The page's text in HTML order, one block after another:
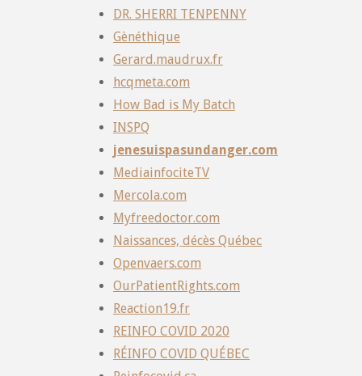
DR. SHERRI TENPENNY
Gènéthique
Gerard.maudrux.fr
hcqmeta.com
How Bad is My Batch
INSPQ
jenesuispasundanger.com
MediainfociteTV
Mercola.com
Myfreedoctor.com
Naissances, décès Québec
Openvaers.com
OurPatientRights.com
Reaction19.fr
REINFO COVID 2020
RÉINFO COVID QUÉBEC